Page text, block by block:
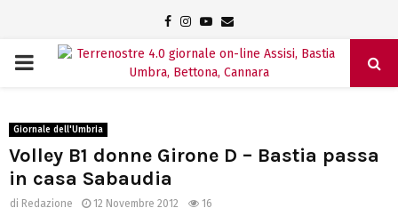
Facebook
Instagram
Youtube
Email
PRIMARY
Giornale dell'Umbria
Volley B1 donne Girone D – Bastia passa
in casa Sabaudia
di Redazione 12 Novembre 2012 16